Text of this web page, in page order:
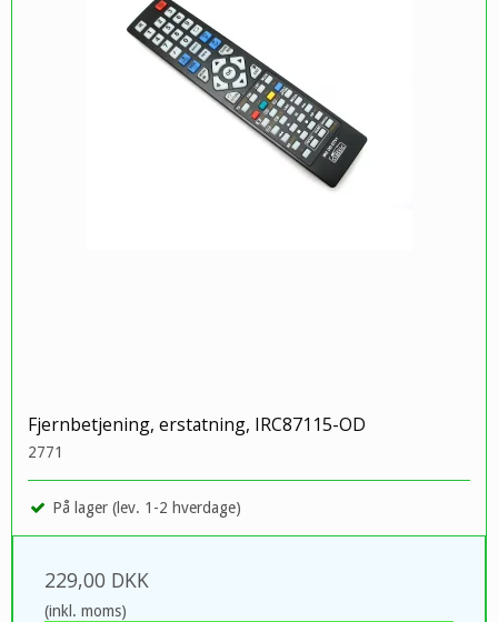
Fjernbetjening, erstatning, IRC87115-OD
2771
På lager (lev. 1-2 hverdage)
229,00 DKK
(inkl. moms)